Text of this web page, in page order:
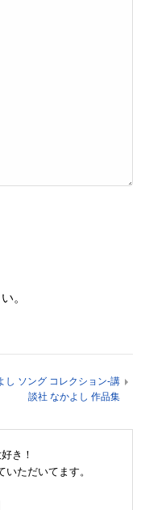
。
し ソング コレクション-講
談社 なかよし 作品集
き！
ただいてます。